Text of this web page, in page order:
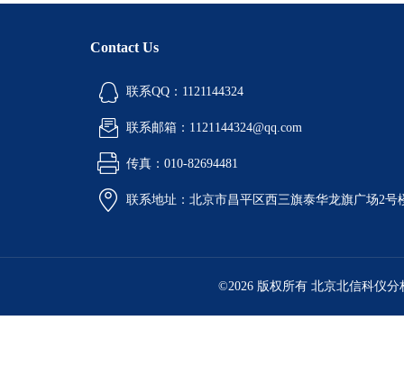
Contact Us
联系QQ：1121144324
联系邮箱：1121144324@qq.com
传真：010-82694481
联系地址：北京市昌平区西三旗泰华龙旗广场2号
©2026 版权所有 北京北信科仪